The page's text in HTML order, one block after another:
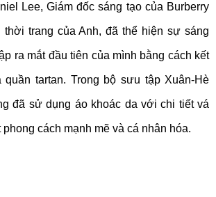
Lee, Giám đốc sáng tạo của Burberry
trang của Anh, đã thể hiện sự sáng
ra mắt đầu tiên của mình bằng cách kết
quần tartan. Trong bộ sưu tập Xuân-Hè
đã sử dụng áo khoác da với chi tiết vá
cách mạnh mẽ và cá nhân hóa.